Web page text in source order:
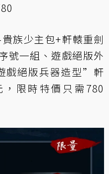
族少主包+軒轅重劍
號一組、遊戲絕版外
絕版兵器造型”軒
限時特價只需780